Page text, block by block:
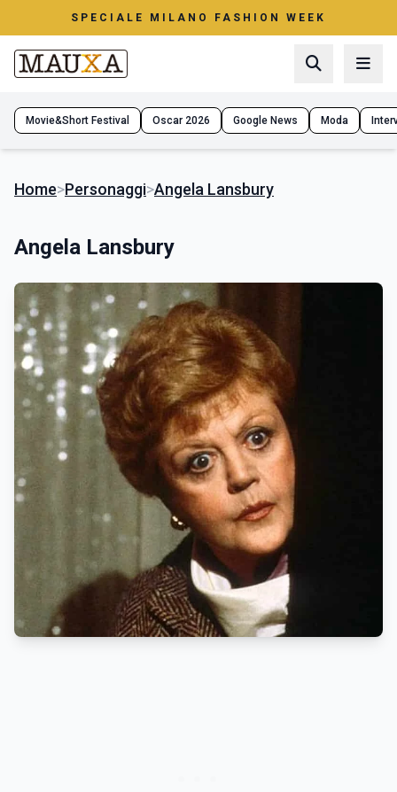
SPECIALE MILANO FASHION WEEK
Movie&Short Festival Oscar 2026 Google News Moda
Home>Personaggi>Angela Lansbury
Angela Lansbury